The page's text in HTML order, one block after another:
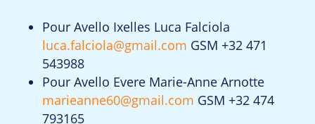
Pour Avello Ixelles Luca Falciola
luca.falciola@gmail.com GSM +32 471
543988
Pour Avello Evere Marie-Anne Arnotte
marieanne60@gmail.com GSM +32 474
793165